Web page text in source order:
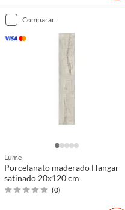
comparar
Lume
Porcelanato maderado Hangar
satinado 20x120 cm
(0)